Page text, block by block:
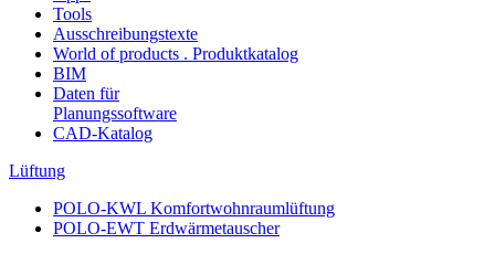
Tools
Ausschreibungstexte
World of products . Produktkatalog
BIM
Daten für
Planungssoftware
CAD-Katalog
Lüftung
POLO-KWL Komfortwohnraumlüftung
POLO-EWT Erdwärmetauscher